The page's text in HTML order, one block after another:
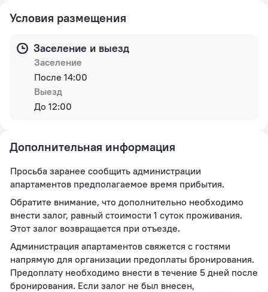
Условия размещения
Заселение и выезд
Заселение
После 14:00
Выезд
До 12:00
Дополнительная информация
Просьба заранее сообщить администрации
апартаментов предполагаемое время прибытия.
Обратите внимание, что дополнительно необходимо
внести залог, равный стоимости 1 суток проживания.
Этот залог возвращается при отъезде.
Администрация апартаментов свяжется с гостями
напрямую для организации предоплаты бронирования.
Предоплату необходимо внести в течение 5 дней после
бронирования. Если залог не был внесен,